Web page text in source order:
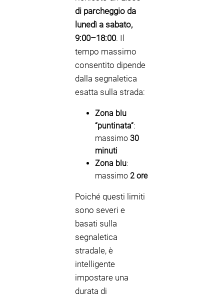
di parcheggio da
lunedì a sabato,
9:00–18:00. Il
tempo massimo
consentito dipende
dalla segnaletica
esatta sulla strada:
Zona blu
“puntinata”:
massimo 30
minuti
Zona blu:
massimo 2 ore
Poiché questi limiti
sono severi e
basati sulla
segnaletica
stradale, è
intelligente
impostare una
durata di